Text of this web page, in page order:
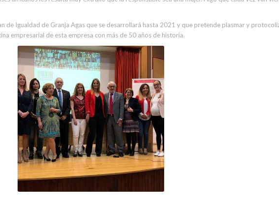
de Igualdad de Granja Agas que se desarrollará hasta 2021 y que pretende plasmar y
empresarial de esta empresa con más de 50 años de historia.